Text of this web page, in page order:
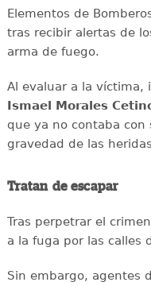
Elementos de
tras recibir alertas de
arma de fuego.
Al evaluar a la víctima,
Ismael Morales
que ya no contaba
gravedad de las
Tratan de escapar
Tras perpetrar el
a la fuga por las calles
Sin embargo, agentes